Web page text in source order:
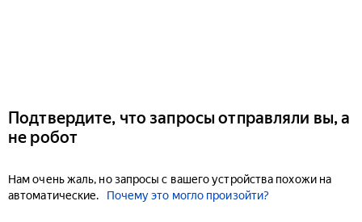
Подтвердите, что запросы отправляли вы, а
не робот
Нам очень жаль, но запросы с вашего устройства похожи на
автоматические.
Почему это могло произойти?